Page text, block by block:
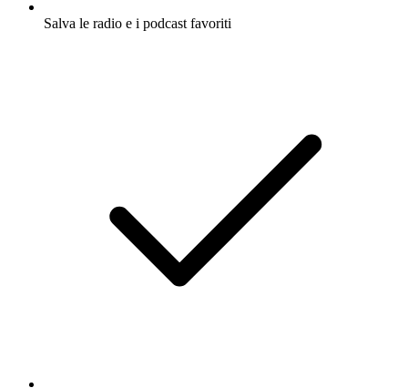
Salva le radio e i podcast favoriti